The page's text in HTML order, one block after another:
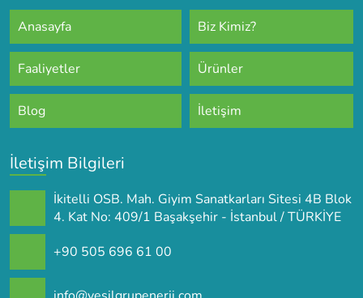
Anasayfa Biz Kimiz?
Faaliyetler Ürünler
Blog İletişim
İletişim Bilgileri
İkitelli OSB. Mah. Giyim Sanatkarları Sitesi 4B Blok
4. Kat No: 409/1 Başakşehir - İstanbul / TÜRKİYE
+90 505 696 61 00